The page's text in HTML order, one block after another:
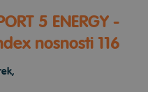
5 ENERGY -
nosnosti 116